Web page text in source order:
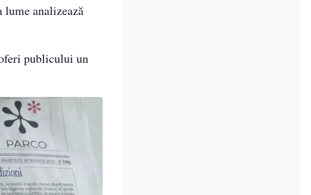
analizează
publicului un